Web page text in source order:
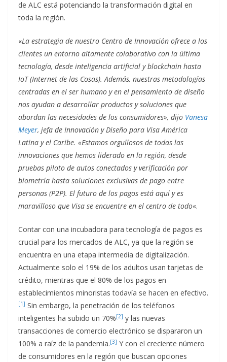
de ALC está potenciando la transformación digital en
toda la región.
«La estrategia de nuestro Centro de Innovación ofrece a los
clientes un entorno altamente colaborativo con la última
tecnología, desde inteligencia artificial y blockchain hasta
IoT (Internet de las Cosas). Además, nuestras metodologías
centradas en el ser humano y en el pensamiento de diseño
nos ayudan a desarrollar productos y soluciones que
abordan las necesidades de los consumidores», dijo Vanesa
Meyer, jefa de Innovación y Diseño para Visa América
Latina y el Caribe. «Estamos orgullosos de todas las
innovaciones que hemos liderado en la región, desde
pruebas piloto de autos conectados y verificación por
biometría hasta soluciones exclusivas de pago entre
personas (P2P). El futuro de los pagos está aquí y es
maravilloso que Visa se encuentre en el centro de todo«.
Contar con una incubadora para tecnología de pagos es
crucial para los mercados de ALC, ya que la región se
encuentra en una etapa intermedia de digitalización.
Actualmente solo el 19% de los adultos usan tarjetas de
crédito, mientras que el 80% de los pagos en
establecimientos minoristas todavía se hacen en efectivo.
[1] Sin embargo, la penetración de los teléfonos
inteligentes ha subido un 70%[2] y las nuevas
transacciones de comercio electrónico se dispararon un
100% a raíz de la pandemia.[3] Y con el creciente número
de consumidores en la región que buscan opciones